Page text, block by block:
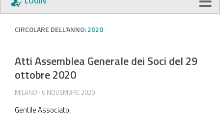
CIRCOLARE DELL'ANNO:2020
Atti Assemblea Generale dei Soci del 29
ottobre 2020
MILANO · 6 NOVEMBRE 2020
Gentile Associato,